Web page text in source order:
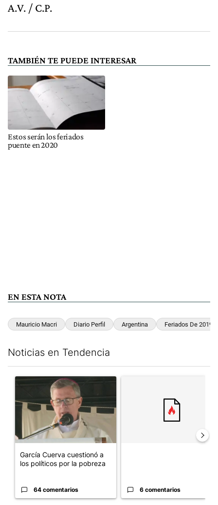
A.V. / C.P.
TAMBIÉN TE PUEDE INTERESAR
Estos serán los feriados
puente en 2020
EN ESTA NOTA
Mauricio Macri Diario Perfil Argentina Feriados De 2019
Noticias en Tendencia
Un artículo de tendencia con el título "García Cuerva
García Cuerva cuestionó a
los políticos por la pobreza
64 comentarios 6 comentarios